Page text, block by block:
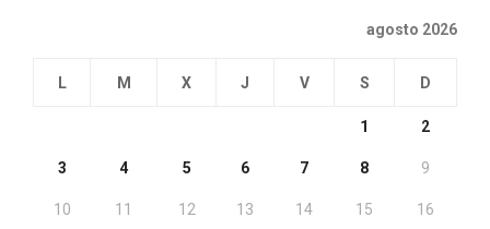
agosto 2026
L M X J V S D
1 2
3 4 5 6 7 8 9
10 11 12 13 14 15 16